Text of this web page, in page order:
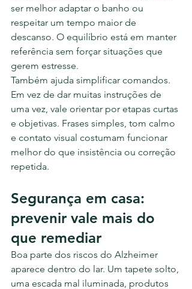
ser melhor adaptar o banho ou
respeitar um tempo maior de
descanso. O equilíbrio está em manter
referência sem forçar situações que
gerem estresse.
Também ajuda simplificar comandos.
Em vez de dar muitas instruções de
uma vez, vale orientar por etapas curtas
e objetivas. Frases simples, tom calmo
e contato visual costumam funcionar
melhor do que insistência ou correção
repetida.
Segurança em casa:
prevenir vale mais do
que remediar
Boa parte dos riscos do Alzheimer
aparece dentro do lar. Um tapete solto,
uma escada mal iluminada, produtos